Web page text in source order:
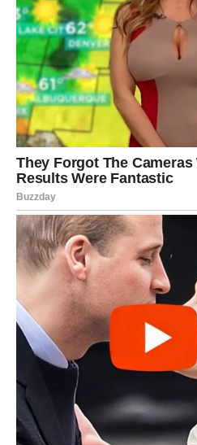
ŠKORPIJA
Pred vama je veliki poslovni i
Moguće su veoma dobre
novac.
Sudbina vam otvara
Vrijeme je da hrabro prihvatite
STRIJELAC
Nova energija donosi vam
događaja i pozitivnih ljudi.